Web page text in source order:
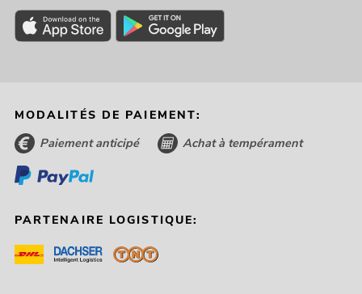
MODALITÉS DE PAIEMENT:
Paiement anticipé Achat à tempérament
PARTENAIRE LOGISTIQUE: